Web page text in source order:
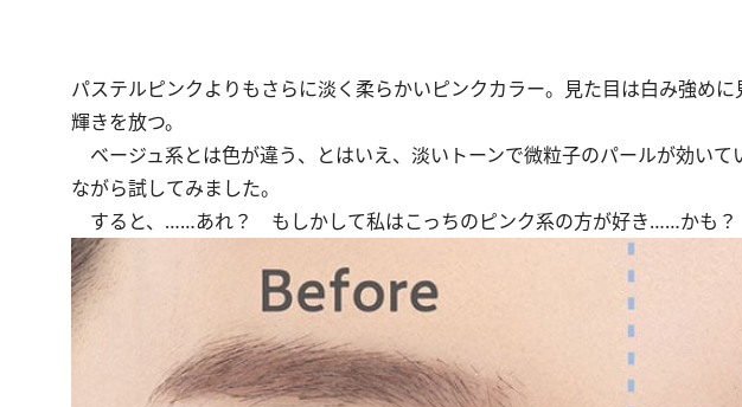
パステルピンクよりもさらに淡く柔らかいピンクカラー。見た目は白み強め
輝きを放つ。
ベージュ系とは色が違う、とはいえ、淡いトーンで微粒子のパールが効い
ながら試してみました。
すると、……あれ？ もしかして私はこっちのピンク系の方が好き……かも？